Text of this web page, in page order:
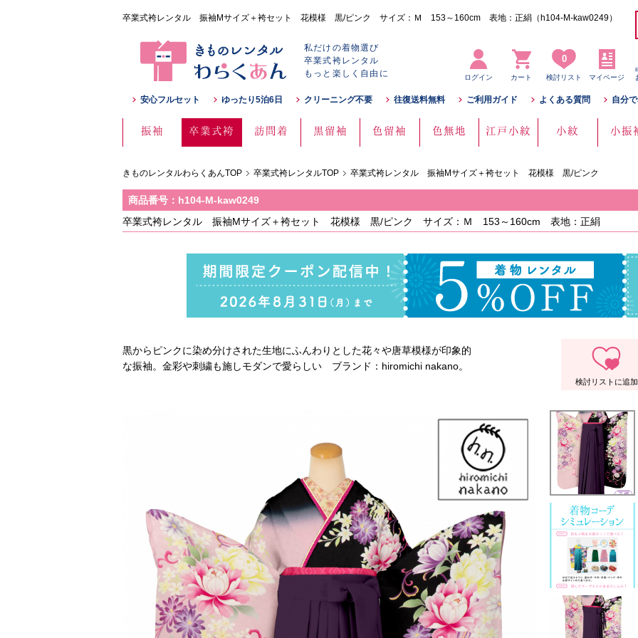
卒業式袴レンタル 振袖Mサイズ＋袴セット 花模様 黒/ピンク サイズ：Ｍ 153～160cm 表地：正絹（h104-M-kaw0249）
私だけの着物選び
卒業式袴レンタル
もっと楽しく自由に
ログイン カート
0
検討リスト マイページ
安心フルセット ゆったり5泊6日 クリーニング不要 往復送料無料 ご利用ガイド よくある質問 自分
振袖 卒業式袴 訪問着 黒留袖 色留袖 色無地 江戸小紋 小紋 小振
きものレンタルわらくあんTOP 卒業式袴レンタルTOP 卒業式袴レンタル 振袖Mサイズ＋袴セット 花模様 黒/ピンク
商品番号：h104-M-kaw0249
卒業式袴レンタル 振袖Mサイズ＋袴セット 花模様 黒/ピンク サイズ：Ｍ 153～160cm 表地：正絹
黒からピンクに染め分けされた生地にふんわりとした花々や唐草模様が印象的
な振袖。金彩や刺繍も施しモダンで愛らしい ブランド：hiromichi nakano。